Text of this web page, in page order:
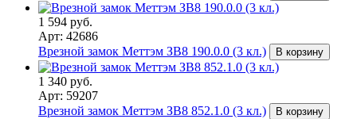
1 594 руб.
Арт: 42686
Врезной замок Меттэм ЗВ8 190.0.0 (3 кл.)
В корзину
1 340 руб.
Арт: 59207
Врезной замок Меттэм ЗВ8 852.1.0 (3 кл.)
В корзину